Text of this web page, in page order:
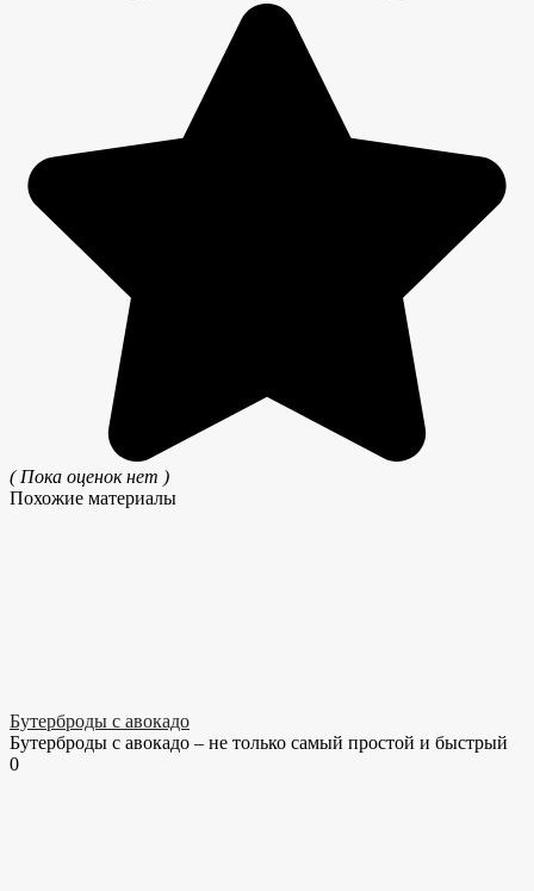
( Пока оценок нет )
Похожие материалы
Бутерброды с авокадо
Бутерброды с авокадо – не только самый простой и быстрый
0